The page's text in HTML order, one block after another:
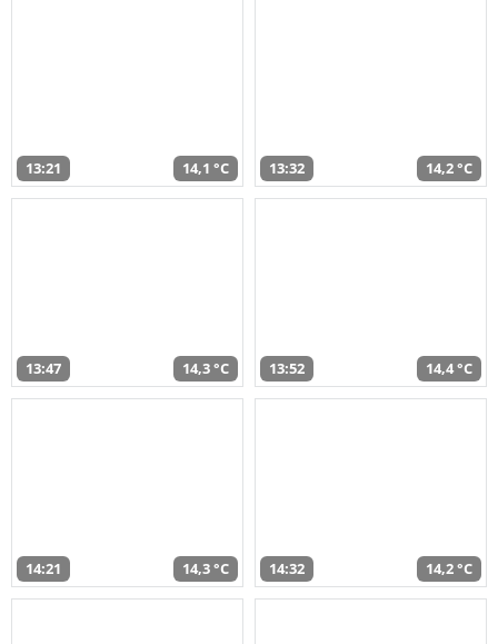
13:21 14,1 °C 13:32 14,2 °C
13:47 14,3 °C 13:52 14,4 °C
14:21 14,3 °C 14:32 14,2 °C